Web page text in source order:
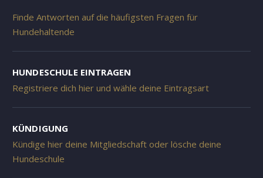
Finde Antworten auf die häufigsten Fragen für
Hundehaltende
HUNDESCHULE EINTRAGEN
Registriere dich hier und wähle deine Eintragsart
KÜNDIGUNG
Kündige hier deine Mitgliedschaft oder lösche deine
Hundeschule